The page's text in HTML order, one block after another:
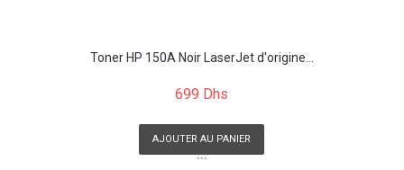
Toner HP 150A Noir LaserJet d'origine...
699 Dhs
AJOUTER AU PANIER
```